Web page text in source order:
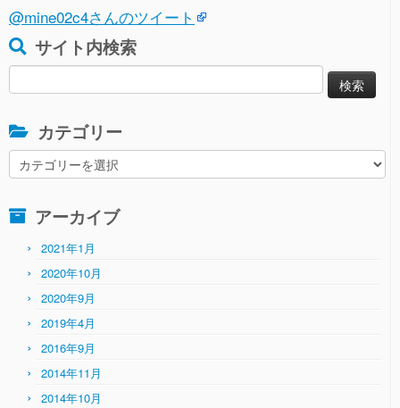
@mine02c4さんのツイート
サイト内検索
索:
カテゴリー
カ
テ
リ
アーカイブ
2021年1月
2020年10月
2020年9月
2019年4月
2016年9月
2014年11月
2014年10月